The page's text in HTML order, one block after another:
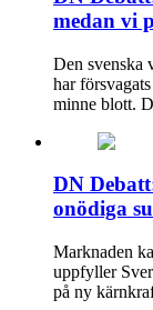
medan vi
Den svenska
har
minne blott.
DN
onödiga
Marknaden
upp­fyller
på ny